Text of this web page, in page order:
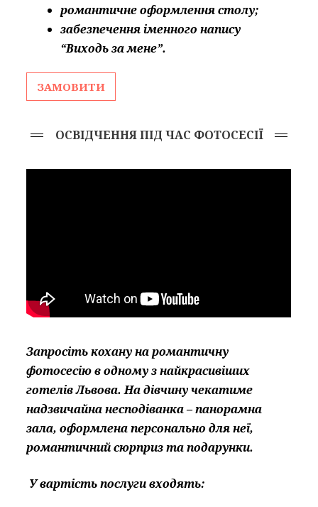
романтичне оформлення столу;
забезпечення іменного напису
“Виходь за мене”.
ЗАМОВИТИ
ОСВІДЧЕННЯ ПІД ЧАС ФОТОСЕСІЇ
Запросіть кохану на романтичну
фотосесію в одному з найкрасивіших
готелів Львова. На дівчину чекатиме
надзвичайна несподіванка – панорамна
зала, оформлена персонально для неї,
романтичний сюрприз та подарунки.
У вартість послуги входять: